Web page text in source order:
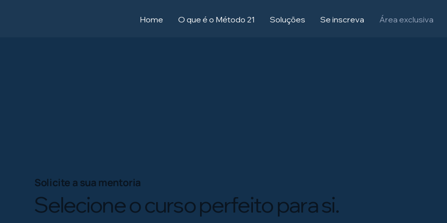
Home O que é o Método 21 Soluções Se inscreva Área exclusiva
Solicite a sua mentoria
Selecione o curso perfeito para si.